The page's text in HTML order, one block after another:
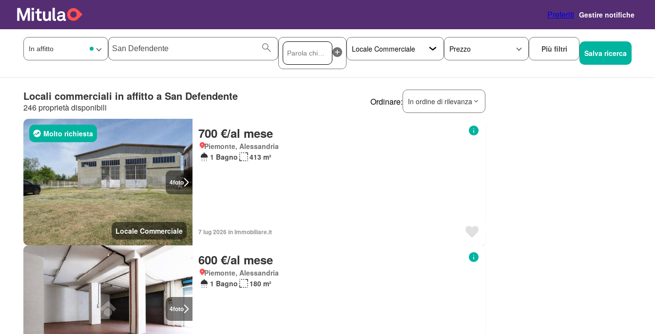
Preferiti Gestire notifiche
Prezzo Più filtri Salva ricerca
Locali commerciali in affitto a San Defendente
246 proprietà disponibili
Ordinare: In ordine di rilevanza
4foto
Molto richiesta
Locale Commerciale
700 €/al mese
Piemonte, Alessandria
1 Bagno
413 m²
7 lug 2026 in Immobiliare.it
4foto
600 €/al mese
Piemonte, Alessandria
1 Bagno
180 m²